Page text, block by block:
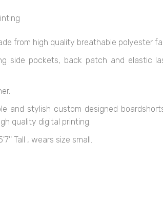
from high quality breathable polyester
side pockets, back patch and elastic
and stylish custom designed
quality digital printing.
Tall , wears size small.